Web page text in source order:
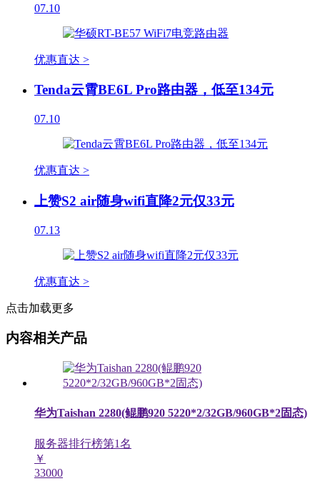
07.10
优惠直达 >
Tenda云霄BE6L Pro路由器，低至134元
07.10
优惠直达 >
上赞S2 air随身wifi直降2元仅33元
07.13
优惠直达 >
点击加载更多
内容相关产品
华为Taishan 2280(鲲鹏920 5220*2/32GB/960GB*2固态)
服务器排行榜第1名
￥
33000